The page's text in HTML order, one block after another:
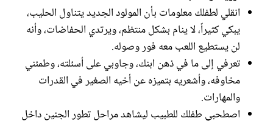
انقلي لطفلك معلومات بأن المولود الجديد يتناول الحليب،
يبكي كثيراً، لا ينام بشكل منتظم، ويرتدي الحفاضات، وأنه
لن يستطيع اللعب معه فور وصوله.
تعرفي إلى ما في ذهن ابنك، وجاوبي على أسئلته، وطمئني
مخاوفه، وأشعريه بتميزه عن أخيه الصغير في القدرات
والمهارات.
اصطحبي طفلك للطبيب ليشاهد مراحل تطور الجنين داخل